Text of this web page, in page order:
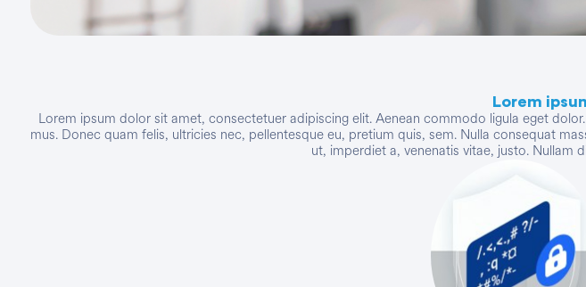
Lorem
Lorem ipsum dolor sit amet, consectetuer adipiscing elit. Aenean commodo ligula eget
mus. Donec quam felis, ultricies nec, pellentesque eu, pretium quis, sem. Nulla consequat
ut, imperdiet a, venenatis vitae, justo. Nullam